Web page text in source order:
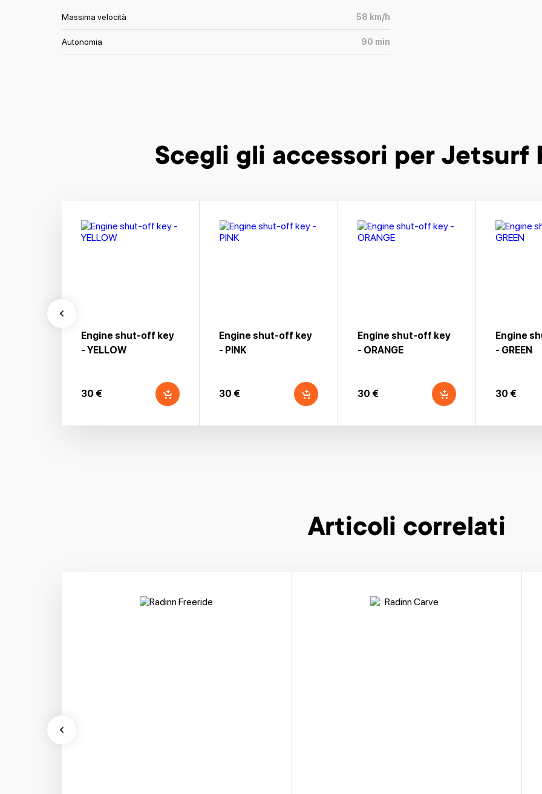
Massima velocità 58 km/h
Autonomia 90 min
Scegli gli accessori per Jetsurf
Engine shut-off key
- YELLOW
30 €
Engine shut-off key
- PINK
30 €
Engine shut-off key
- ORANGE
30 €
Engine
- GREEN
30 €
Articoli correlati